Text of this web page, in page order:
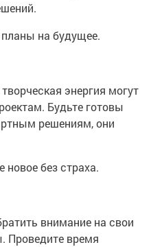
на будущее.
энергия могут
Будьте готовы
решениям, они
новое без страха.
внимание на свои
Проведите время